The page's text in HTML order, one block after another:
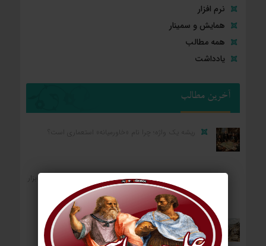
نرم افزار
همایش و سمینار
همه مطالب
یادداشت
آخرین مطالب
ریشه یک واژه؛ چرا نام «خاورمیانه» استعماری است؟
کارکرد رضا پهلوی برای واشنگتن و تل‌آویو؛ «آلترناتیو» یا «ابزار
آشوب»؟
ردپای استعمار بر جغرافیای سیاسی؛ چگونه فاتحان نام
کشورهای امروز را نوشتند؟